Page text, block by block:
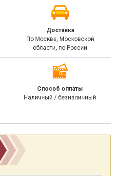
Доставка
По Москве, Московской
области, по России
Способ оплаты
Наличный / безналичный